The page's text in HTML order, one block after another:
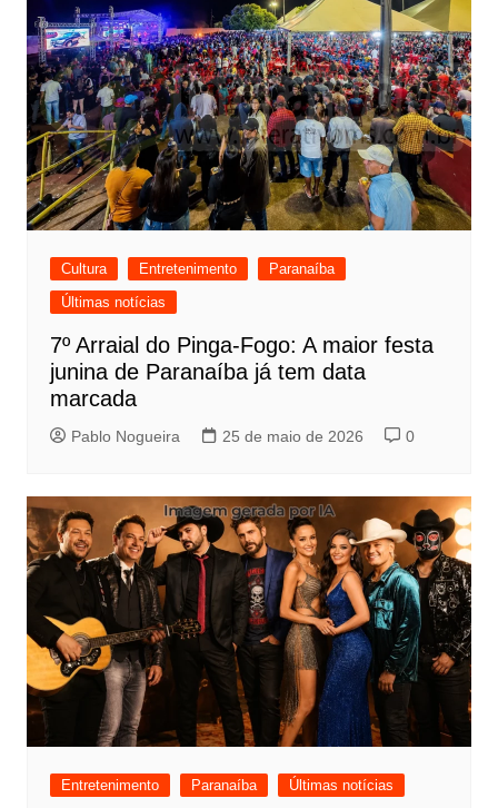
Cultura Entretenimento
Paranaíba
Últimas notícias
7º Arraial do Pinga-Fogo: A maior festa
junina de Paranaíba já tem data
marcada
Pablo Nogueira 25 de maio de 2026 0
Entretenimento Paranaíba Últimas notícias